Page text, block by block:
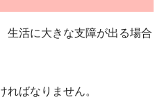
生活に大きな支障が出る場合
ればなりません。